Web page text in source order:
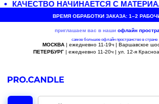
КАЧЕСТВО НАЧИНАЕТСЯ С
ВРЕМЯ ОБРАБОТКИ ЗАКАЗА: 1–2
приглашаем вас в наши офлайн
самое большое офлайн пространство в стране
МОСКВА| ежедневно 11-19ч | Варшавское
ПЕТЕРБУРГ| ежедневно 11-20ч | ул. 12-я